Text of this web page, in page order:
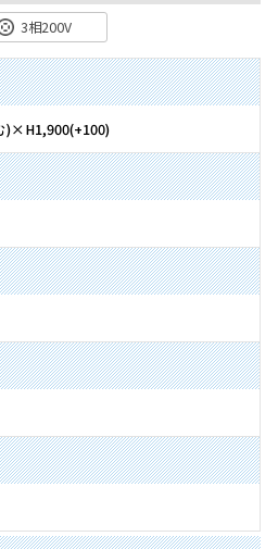
3相200V
)×H1,900(+100)